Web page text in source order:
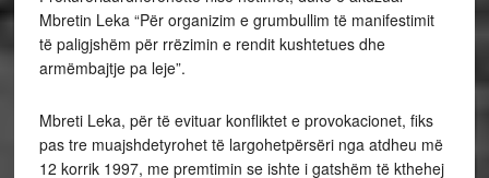
Mbretin Leka “Për organizim e grumbullim të manifestimit
të paligjshëm për rrëzimin e rendit kushtetues dhe
armëmbajtje pa leje”.
Mbreti Leka, për të evituar konfliktet e provokacionet, fiks
pas tre muajshdetyrohet të largohetpërsëri nga atdheu më
12 korrik 1997, me premtimin se ishte i gatshëm të kthehej